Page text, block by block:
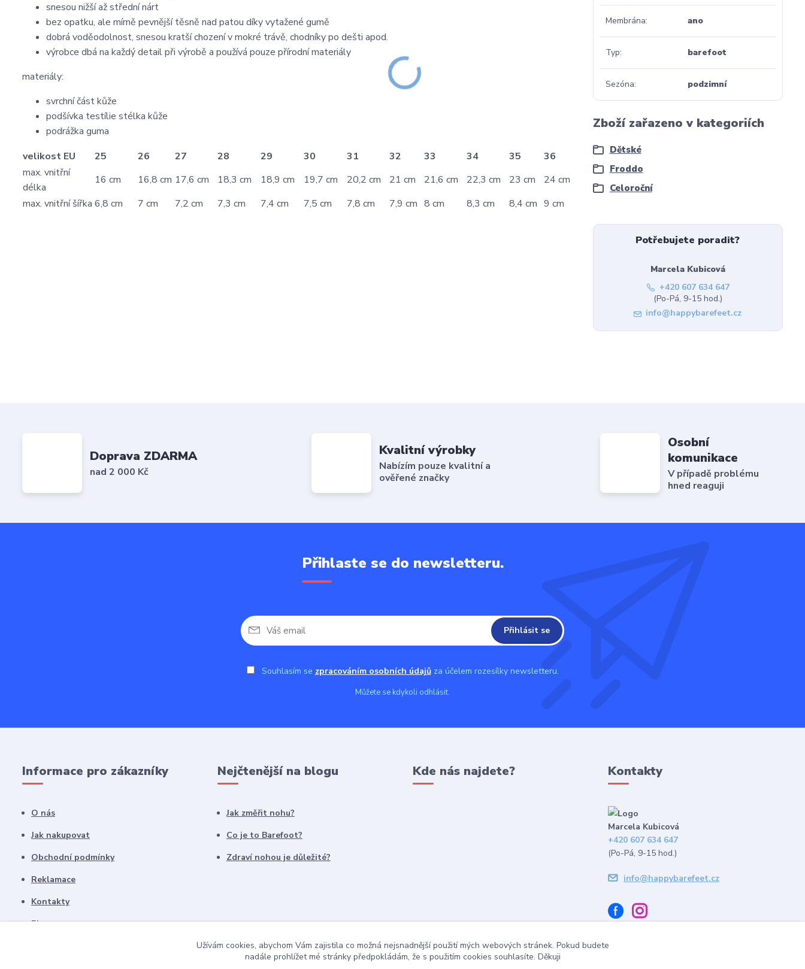
snesou nižší až střední nárt
bez opatku, ale mírně pevnější těsně nad patou díky vytažené gumě
dobrá voděodolnost, snesou kratší chození v mokré trávě, chodníky po dešti apod.
výrobce dbá na každý detail při výrobě a používá pouze přírodní materiály
materiály:
svrchní část kůže
podšívka testílie stélka kůže
podrážka guma
velikost EU
25 26 27 28 29 30 31 32 33 34 35
36
max. vnitřní
délka
16 cm 16,8 cm 17,6 cm 18,3 cm 18,9 cm 19,7 cm 20,2 cm 21 cm 21,6 cm 22,3 cm 23 cm
24 cm
max. vnitřní šířka 6,8 cm 7 cm 7,2 cm 7,3 cm 7,4 cm 7,5 cm 7,8 cm 7,9 cm 8 cm 8,3 cm 8,4 cm 9 cm
Membrána ano
Typ barefoot
Sezóna podzimní
Zboží zařazeno v kategoriích
Dětské
Froddo
Celoroční
Potřebujete poradit?
Marcela Kubicová
+420 607 634 647
(Po-Pá, 9-15 hod.)
info@happybarefeet.cz
Doprava ZDARMA
nad 2 000 Kč
Kvalitní výrobky
Nabízím pouze kvalitní a
ověřené značky
Osobní
komunikace
V případě problému
hned reaguji
Přihlaste se do newsletteru.
Přihlásit se
Souhlasím se zpracováním osobních údajůza účelem rozesílky newsletteru.
Můžete se kdykoli odhlásit.
Informace pro zákazníky
O nás
Jak nakupovat
Obchodní podmínky
Reklamace
Kontakty
Blog
Nejčtenější na blogu
Jak změřit nohu?
Co je to Barefoot?
Zdraví nohou je důležité?
Kde nás najdete? Kontakty
Marcela Kubicová
+420 607 634 647
(Po-Pá, 9-15 hod.)
info@happybarefeet.cz
Užívám cookies, abychom Vám zajistila co možná nejsnadnější použití mých webových stránek. Pokud budete
nadále prohlížet mé stránky předpokládám, že s použitím cookies souhlasíte. Děkuji